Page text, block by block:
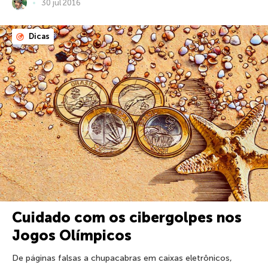
30 jul 2016
Dicas
Cuidado com os cibergolpes nos
Jogos Olímpicos
De páginas falsas a chupacabras em caixas eletrônicos,